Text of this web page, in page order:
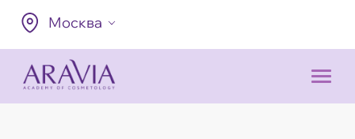
Москва